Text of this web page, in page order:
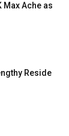
Max Ache as
Reside